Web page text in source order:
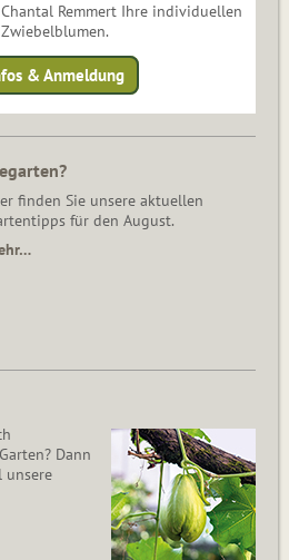
Remmert Ihre individuellen
& Anmeldung
finden Sie unsere aktuellen
für den August.
Dann
unsere